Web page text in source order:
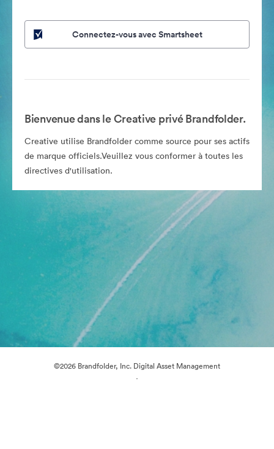
Connectez-vous avec Smartsheet
Bienvenue dans le Creative privé Brandfolder.
Creative utilise Brandfolder comme source pour ses actifs
de marque officiels.Veuillez vous conformer à toutes les
directives d'utilisation.
©2026 Brandfolder, Inc. Digital Asset Management
·